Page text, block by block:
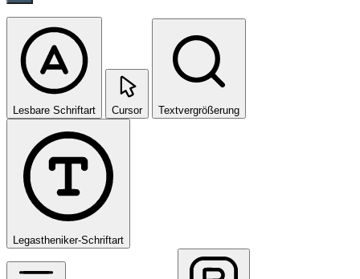
Lesbare Schriftart Cursor Textvergrößerung
Legastheniker-Schriftart